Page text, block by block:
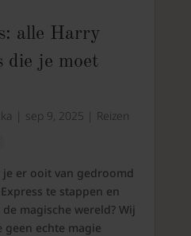
alle Harry
die je moet
sep 9, 2025
Reizen
er ooit van gedroomd
te stappen en
magische wereld? Wij
geen echte magie